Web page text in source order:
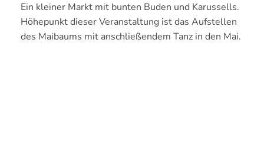
Ein kleiner Markt mit bunten Buden und Karussells.
Höhepunkt dieser Veranstaltung ist das Aufstellen
des Maibaums mit anschließendem Tanz in den Mai.